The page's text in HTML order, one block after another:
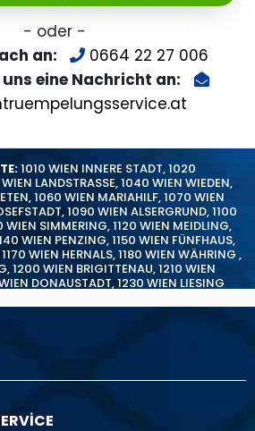
- oder -
an:
0664 22 27 006
uns eine Nachricht an:
1010 WIEN INNERE STADT,1020
LANDSTRASSE,1040 WIEN WIEDEN,
,1060 WIEN MARIAHILF,1070 WIEN
,1090 WIEN ALSERGRUND,1100
WIEN SIMMERING,1120 WIEN MEIDLING,
WIEN PENZING,1150 WIEN FÜNFHAUS,
1170 WIEN HERNALS,1180 WIEN WÄHRING ,
,1200 WIEN BRIGITTENAU,1210 WIEN
DONAUSTADT,1230 WIEN LIESING